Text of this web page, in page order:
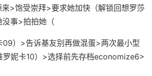
>饱受崇拜>要求她加快（解锁回想罗莎
没事>拍拍她（
09）>告诉基友别再做混蛋>两次最小型
罗妮卡10）>选择前先存档economize6>